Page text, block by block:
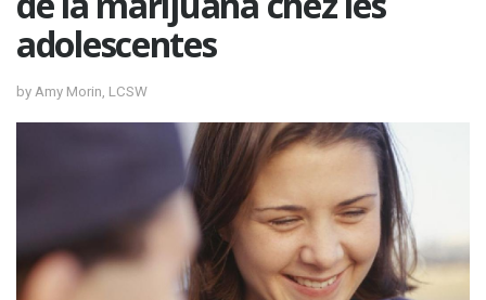
adolescentes
by Amy Morin, LCSW